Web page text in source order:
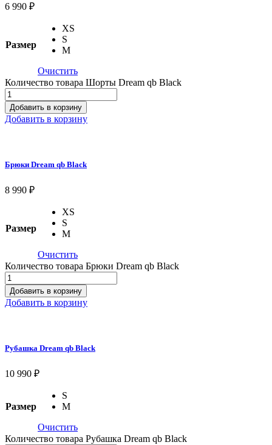
6 990 ₽
Размер
XS
S
M
Очистить
Количество товара Шорты Dream qb Black
Добавить в корзину
Добавить в корзину
Брюки Dream qb Black
8 990 ₽
Размер
XS
S
M
Очистить
Количество товара Брюки Dream qb Black
Добавить в корзину
Добавить в корзину
Рубашка Dream qb Black
10 990 ₽
Размер
S
M
Очистить
Количество товара Рубашка Dream qb Black